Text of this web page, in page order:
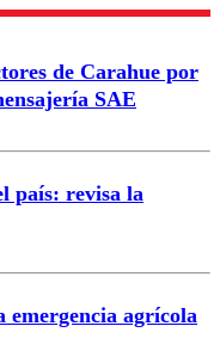
Enviar comentario
de Carahue por
SAE
país: revisa la
agrícola